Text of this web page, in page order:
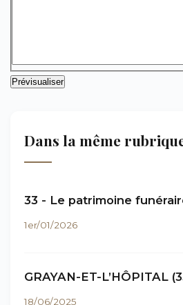
Dans la même
33 - Le patrimoine
1er/01/2026
GRAYAN-ET-L’HÔPITAL
18/06/2025